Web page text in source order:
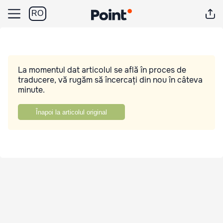
RO
La momentul dat articolul se află în proces de
traducere, vă rugăm să încercați din nou în câteva
minute.
Înapoi la articolul original